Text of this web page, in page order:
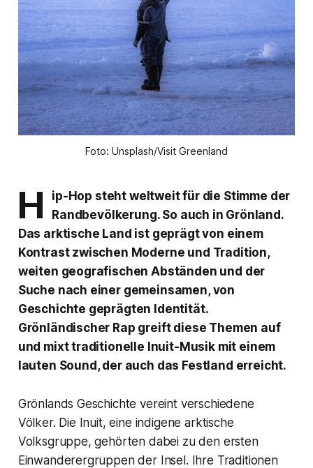
Foto: Unsplash/Visit Greenland
H
ip-Hop steht weltweit für die Stimme der
Randbevölkerung. So auch in Grönland.
Das arktische Land ist geprägt von einem
Kontrast zwischen Moderne und Tradition,
weiten geografischen Abständen und der
Suche nach einer gemeinsamen, von
Geschichte geprägten Identität.
Grönländischer Rap greift diese Themen auf
und mixt traditionelle Inuit-Musik mit einem
lauten Sound, der auch das Festland erreicht.
Grönlands Geschichte vereint verschiedene
Völker. Die Inuit, eine indigene arktische
Volksgruppe, gehörten dabei zu den ersten
Einwanderergruppen der Insel. Ihre Traditionen